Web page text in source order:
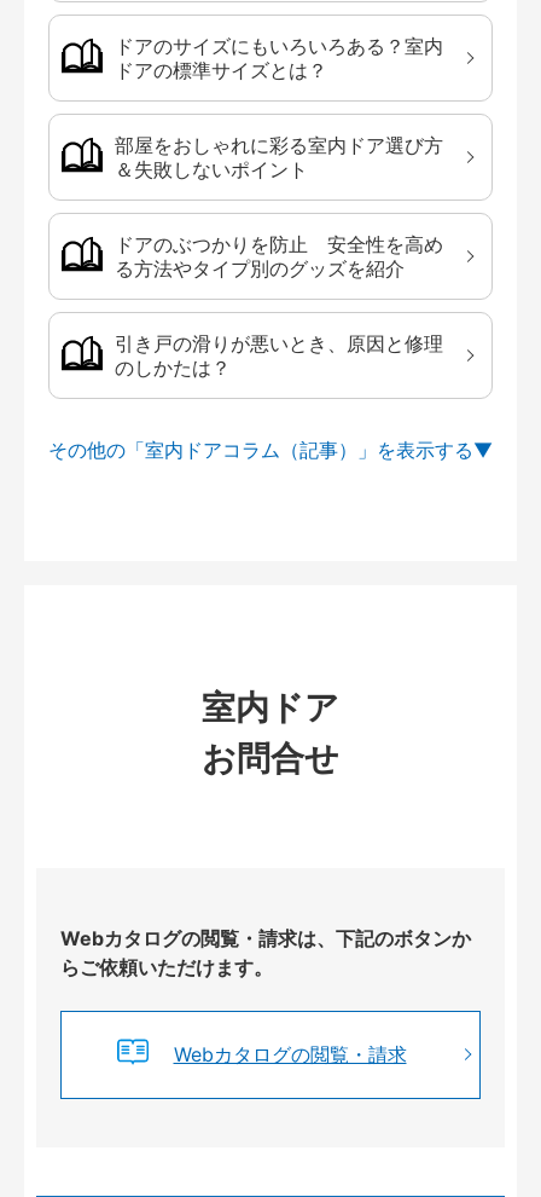
ドアのサイズにもいろいろある？室内
ドアの標準サイズとは？
部屋をおしゃれに彩る室内ドア選び方
＆失敗しないポイント
ドアのぶつかりを防止 安全性を高め
る方法やタイプ別のグッズを紹介
引き戸の滑りが悪いとき、原因と修理
のしかたは？
その他の「室内ドアコラム（記事）」を
室内ドア
お問合せ
Webカタログの閲覧・請求は、下記のボタンか
らご依頼いただけます。
Webカタログの閲覧・請求